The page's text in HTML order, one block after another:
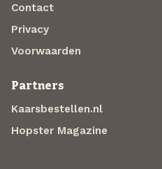
Contact
Privacy
Voorwaarden
Partners
Kaarsbestellen.nl
Hopster Magazine